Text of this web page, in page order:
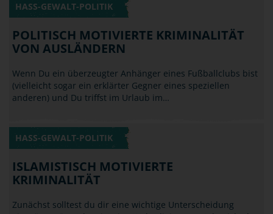
POLITISCH MOTIVIERTE KRIMINALITÄT
VON AUSLÄNDERN
Wenn Du ein überzeugter Anhänger eines Fußballclubs bist
anderen) und Du triffst im Urlaub im…
ISLAMISTISCH MOTIVIERTE
KRIMINALITÄT
Zunächst solltest du dir eine wichtige Unterscheidung
"Hingabe zu Gott" (arabisch) und…